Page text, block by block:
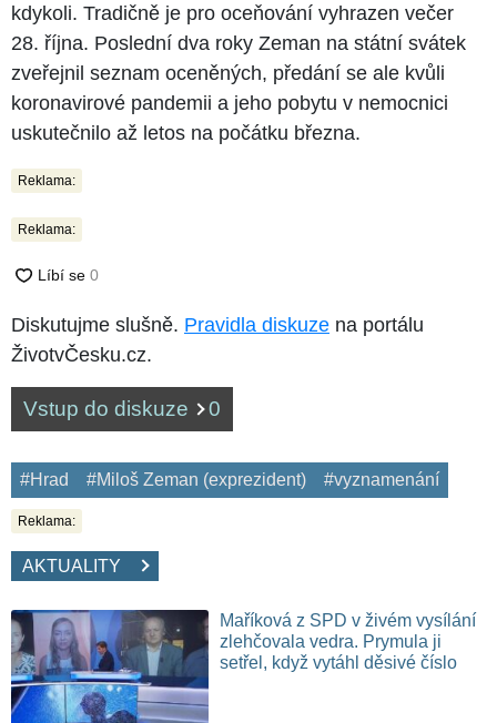
kdykoli. Tradičně je pro oceňování vyhrazen večer
28. října. Poslední dva roky Zeman na státní svátek
zveřejnil seznam oceněných, předání se ale kvůli
koronavirové pandemii a jeho pobytu v nemocnici
uskutečnilo až letos na počátku března.
Reklama:
Reklama:
Diskutujme slušně. Pravidla diskuze na portálu
ŽivotvČesku.cz.
Vstup do diskuze 0
#Hrad #Miloš Zeman (exprezident) #vyznamenání
Reklama:
AKTUALITY
Maříková z SPD v živém vysílání
zlehčovala vedra. Prymula ji
setřel, když vytáhl děsivé číslo